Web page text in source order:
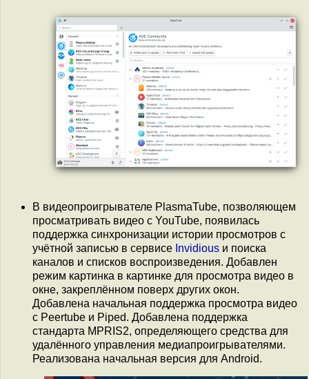
В видеопроигрывателе PlasmaTube, позволяющем
просматривать видео с YouTube, появилась
поддержка синхронизации истории просмотров с
учётной записью в сервисе Invidious и поиска
каналов и списков воспроизведения. Добавлен
режим картинка в картинке для просмотра видео в
окне, закреплённом поверх других окон.
Добавлена начальная поддержка просмотра видео
с Peertube и Piped. Добавлена поддержка
стандарта MPRIS2, определяющего средства для
удалённого управления медиапроигрывателями.
Реализована начальная версия для Android.